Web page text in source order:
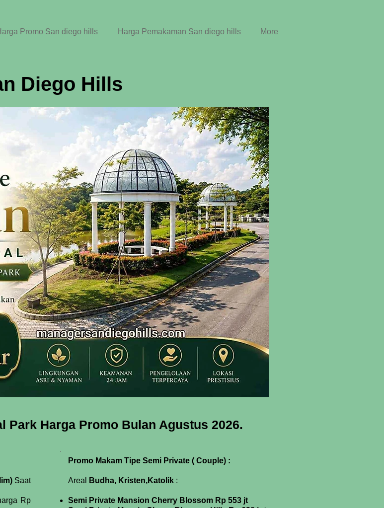
Promo San diego hills Harga Pemakaman San diego hills More
Diego Hills
Park Harga Promo Bulan Agustus 2026.
Saat
Rp
Promo Makam Tipe Semi Private ( Couple) :
Areal Budha, Kristen,Katolik :
Semi Private Mansion Cherry Blossom Rp 553 jt